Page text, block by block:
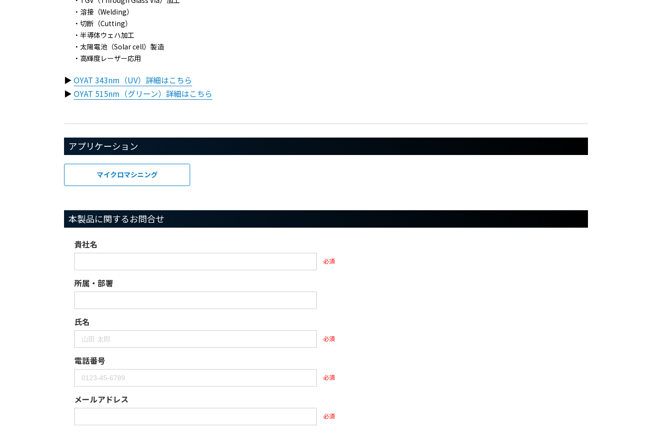
溶接（Welding）
切断（Cutting）
半導体ウェハ加工
太陽電池（Solar cell）製造
高輝度レーザー応用
▶ OYAT 343nm（UV）詳細はこちら
▶ OYAT 515nm（グリーン）詳細はこちら
アプリケーション
マイクロマシニング
本製品に関するお問合せ
貴社名
必須
所属・部署
氏名
必須
電話番号
必須
メールアドレス
必須